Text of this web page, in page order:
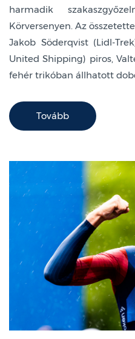
harmadik
Körversenyen. Az
Jakob Söderqvist (Lidl-
United Shipping) piros,
fehér trikóban állhatott
Tovább